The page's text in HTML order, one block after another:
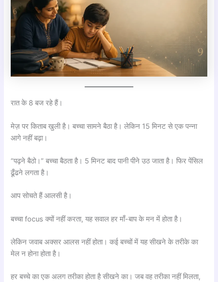
रात के 8 बज रहे हैं।
मेज़ पर किताब खुली है। बच्चा सामने बैठा है। लेकिन 15 मिनट से एक पन्ना
आगे नहीं बढ़ा।
“पढ़ने बैठो।” बच्चा बैठता है। 5 मिनट बाद पानी पीने उठ जाता है। फिर पेंसिल
ढूँढने लगता है।
आप सोचते हैं आलसी है।
बच्चा focus क्यों नहीं करता, यह सवाल हर माँ-बाप के मन में होता है।
लेकिन जवाब अक्सर आलस नहीं होता। कई बच्चों में यह सीखने के तरीके का
मेल न होना होता है।
हर बच्चे का एक अलग तरीका होता है सीखने का। जब वह तरीका नहीं मिलता,